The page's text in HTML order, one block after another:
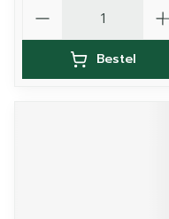
Bestel